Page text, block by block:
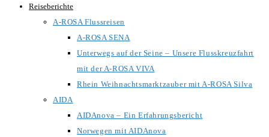
Reiseberichte
A-ROSA Flussreisen
A-ROSA SENA
Unterwegs auf der Seine – Unsere Flusskreuzfahrt
mit der A-ROSA VIVA
Rhein Weihnachtsmarktzauber mit A-ROSA Silva
AIDA
AIDAnova – Ein Erfahrungsbericht
Norwegen mit AIDAnova